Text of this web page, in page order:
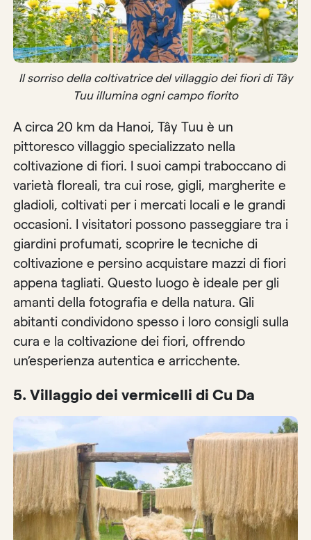
Il sorriso della coltivatrice del villaggio dei fiori di Tây
Tuu illumina ogni campo fiorito
A circa 20 km da Hanoi, Tây Tuu è un
pittoresco villaggio specializzato nella
coltivazione di fiori. I suoi campi traboccano di
varietà floreali, tra cui rose, gigli, margherite e
gladioli, coltivati per i mercati locali e le grandi
occasioni. I visitatori possono passeggiare tra i
giardini profumati, scoprire le tecniche di
coltivazione e persino acquistare mazzi di fiori
appena tagliati. Questo luogo è ideale per gli
amanti della fotografia e della natura. Gli
abitanti condividono spesso i loro consigli sulla
cura e la coltivazione dei fiori, offrendo
un’esperienza autentica e arricchente.
5.Villaggio dei vermicelli di Cu Da